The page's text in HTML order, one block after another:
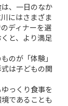
、一日のなか
にはさまざま
ディナーを選
と、より満足
のが「体験」
は子どもの関
ゆっくり食事を
であることも